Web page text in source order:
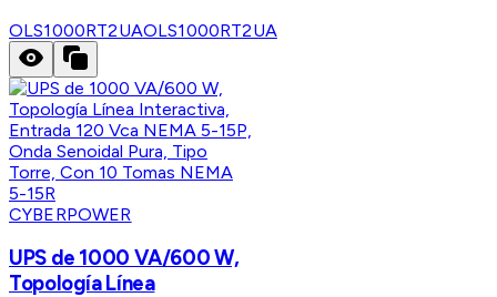
OLS1000RT2UAOLS1000RT2UA
CYBERPOWER
UPS de 1000 VA/600 W,
Topología Línea